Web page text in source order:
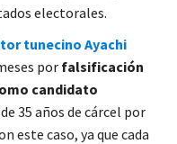
electorales.
tunecino Ayachi
porfalsificación
candidato
35 años de cárcel por
este caso, ya que cada